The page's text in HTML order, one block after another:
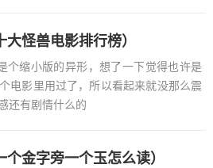
怪兽电影排行榜）
个缩小版的异形，想了一下觉得也许是
电影里用过了，所以看起来就没那么震
还有剧情什么的
金字旁一个玉怎么读）